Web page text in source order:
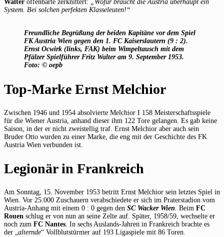
Walter offenbarte zerknittert: „Wofür braucht die Austria überhaupt ein
System. Bei solchen perfekten Klasseleuten!“
Freundliche Begrüßung der beiden Kapitäne vor dem Spiel
FK Austria Wien gegen den 1. FC Kaiserslautern (9 : 2).
Ernst Ocwirk (links, FAK) beim Wimpeltausch mit dem
Pfälzer Spielführer Fritz Walter am 9. September 1953.
Foto: © oepb
Top-Marke Ernst Melchior
Zwischen 1946 und 1954 absolvierte Melchior I 158 Meisterschaftsspiele
für die Wiener Austria, anhand dieser ihm 122 Tore gelangen. Es gab keine
Saison, in der er nicht zweistellig traf. Ernst Melchior aber auch sein
Bruder Otto wurden zu einer Marke, die eng mit der Geschichte des FK
Austria Wien verbunden ist.
Legionär in Frankreich
Am Sonntag, 15. November 1953 betritt Ernst Melchior sein letztes Spiel in
Wien. Vor 25.000 Zuschauern verabschiedete er sich im Praterstadion vom
Austria-Anhang mit einem 0 : 0 gegen den SC Wacker Wien. Beim FC
Rouen schlug er von nun an seine Zelte auf. Später, 1958/59, wechselte er
noch zum FC Nantes. In sechs Auslands-Jahren in Frankreich brachte es
der „alternde“ Vollblutstürmer auf 193 Ligaspiele mit 86 Toren.